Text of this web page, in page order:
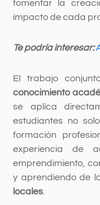
fomentar la
impacto de cada
Te podría interesar:
El trabajo
conocimiento
se aplica
estudiantes no
formación
experiencia de
emprendimiento,
y aprendiendo de
locales.